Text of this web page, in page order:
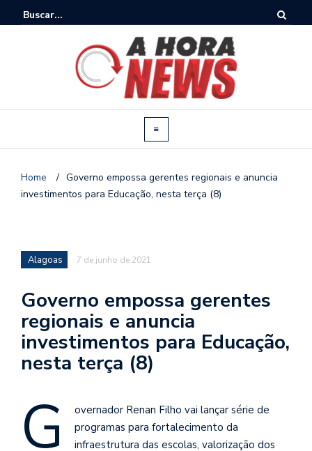
Home / Governo empossa gerentes regionais e anuncia
investimentos para Educação, nesta terça (8)
Alagoas 7 de junho de 2021
Governo empossa gerentes
regionais e anuncia
investimentos para Educação,
nesta terça (8)
G
overnador Renan Filho vai lançar série de
programas para fortalecimento da
infraestrutura das escolas, valorização dos